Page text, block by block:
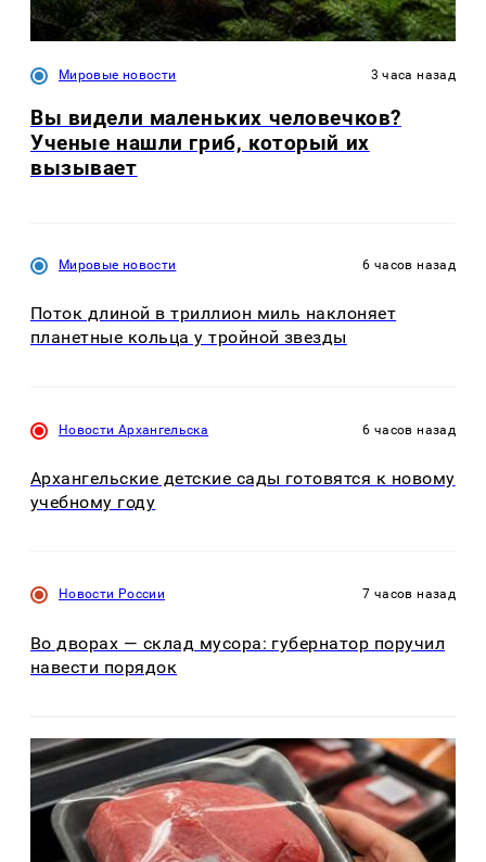
Мировые новости 3 часа назад
Вы видели маленьких человечков?
Ученые нашли гриб, который их
вызывает
Мировые новости 6 часов назад
Поток длиной в триллион миль наклоняет
планетные кольца у тройной звезды
Новости Архангельска 6 часов назад
Архангельские детские сады готовятся к новому
учебному году
Новости России 7 часов назад
Во дворах — склад мусора: губернатор поручил
навести порядок